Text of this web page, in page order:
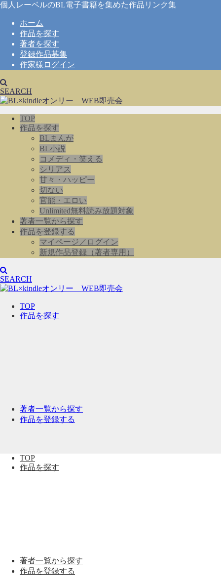
個人レーベルのBL電子書籍を集めた作品リンク集
ホーム
作品を探す
著者を探す
登録作品募集
作家様ログイン
SEARCH
TOP
作品を探す
BLまんが
BL小説
コメディ・笑える
シリアス
甘々・ハッピー
切ない
官能・エロい
Unlimited無料読み放題対象
著者一覧から探す
作品を登録する
マイページ／ログイン
新規作品登録（著者専用）
SEARCH
TOP
作品を探す
著者一覧から探す
作品を登録する
TOP
作品を探す
著者一覧から探す
作品を登録する